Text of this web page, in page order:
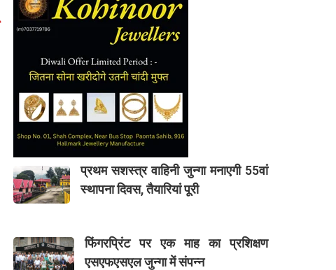
प्रथम सशस्त्र वाहिनी जुन्गा मनाएगी 55वां
स्थापना दिवस, तैयारियां पूरी
फिंगरप्रिंट पर एक माह का प्रशिक्षण
एसएफएसएल जुन्गा में संपन्न